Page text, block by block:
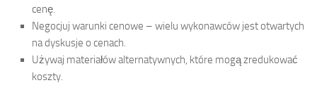
cenę.
Negocjuj warunki cenowe – wielu wykonawców jest otwartych
na dyskusje o cenach.
Używaj materiałów alternatywnych, które mogą zredukować
koszty.